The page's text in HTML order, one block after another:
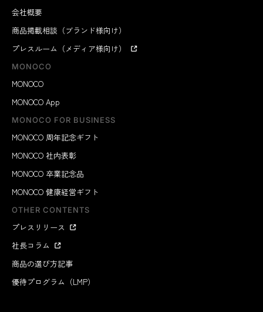
会社概要
商品掲載相談（ブランド様向け）
プレスルーム（メディア様向け）
MONOCO
MONOCO
MONOCO App
MONOCO FOR BUSINESS
MONOCO 周年記念ギフト
MONOCO 社内表彰
MONOCO 卒業記念品
MONOCO 健康経営ギフト
OTHER CONTENTS
プレスリリース
社長コラム
商品の選び方記事
優待プログラム（LMP）